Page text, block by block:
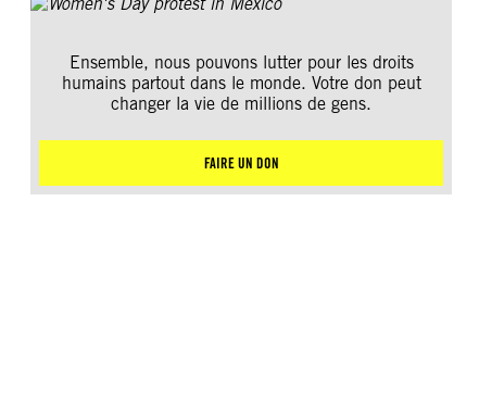
Ensemble, nous pouvons lutter pour les droits
humains partout dans le monde. Votre don peut
changer la vie de millions de gens.
FAIRE UN DON